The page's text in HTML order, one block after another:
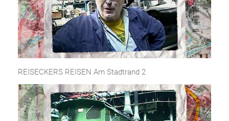
REISECKERS REISEN Am Stadtrand 2